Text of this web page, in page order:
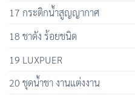
17 กระติกน้ำสูญญากาศ
18 ชาดัง ร้อยชนิด
19 LUXPUER
20 ชุดน้ำชา งานแต่งงาน